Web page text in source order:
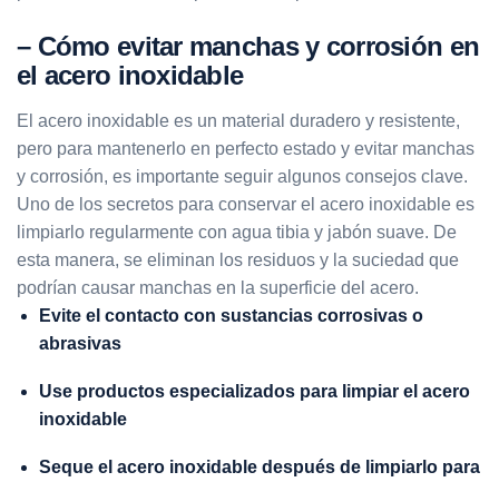
– Cómo evitar manchas y corrosión en
el acero inoxidable
El acero inoxidable es un material duradero y resistente,
pero para mantenerlo en perfecto estado y evitar manchas
y corrosión, es importante seguir algunos consejos clave.
Uno de los secretos para conservar el acero inoxidable es
limpiarlo regularmente con agua tibia y jabón suave. De
esta manera, se eliminan los residuos y la suciedad que
podrían causar manchas en la superficie del acero.
Evite el contacto con sustancias corrosivas o
abrasivas
Use productos especializados para limpiar el acero
inoxidable
Seque el acero inoxidable después de limpiarlo para